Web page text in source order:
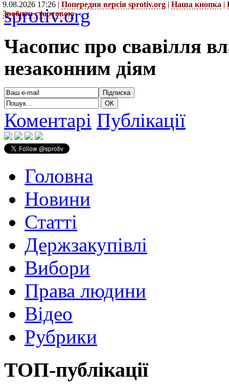
9.08.2026 17:26 | Попередня версія sprotiv.org | Наша кнопка |
Зробити стартовою
sprotiv.org
Часопис про свавілля
незаконним діям
Коментарі Публікації
Головна
Новини
Статті
Держзакупівлі
Вибори
Права людини
Відео
Рубрики
ТОП-публікації